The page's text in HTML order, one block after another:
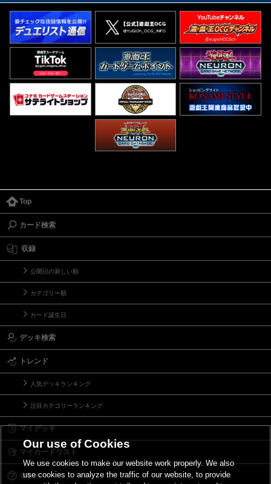
Top
カード検索
収録
公開日の新しい順
カテゴリー順
カード誕生日
デッキ検索
トレンド
人気デッキランキング
注目カテゴリーランキング
マイデッキ
マイカードリスト
Ｑ＆Ａ
Our use of Cookies
We use cookies to make our website work properly. We also
use cookies to analyze the traffic of our website, to provide